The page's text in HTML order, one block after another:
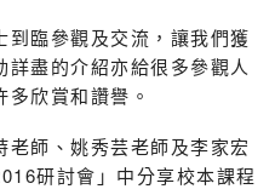
到臨參觀及交流，讓我們獲
盡的介紹亦給很多參觀人
欣賞和讚譽。
師、姚秀芸老師及李家宏
研討會」中分享校本課程